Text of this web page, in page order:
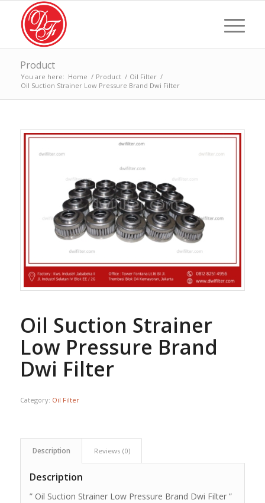
Product
You are here: Home / Product / Oil Filter /
Oil Suction Strainer Low Pressure Brand Dwi Filter
Oil Suction Strainer
Low Pressure Brand
Dwi Filter
Category: Oil Filter
Description Reviews (0)
Description
” Oil Suction Strainer Low Pressure Brand Dwi Filter ”